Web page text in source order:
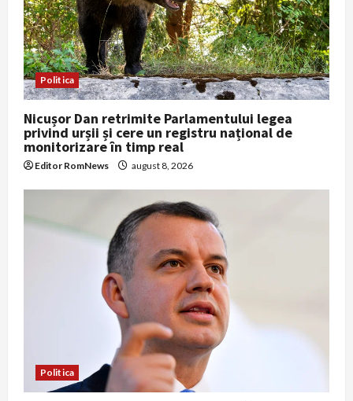
Politica
Nicușor Dan retrimite Parlamentului legea
privind urșii și cere un registru național de
monitorizare în timp real
Editor RomNews august 8, 2026
Politica